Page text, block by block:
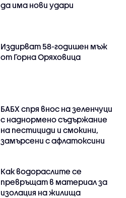
да има нови удари
Издирват 58-годишен мъж
от Горна Оряховица
БАБХ спря внос на зеленчуци
с наднормено съдържание
на пестициди и смокини,
замърсени с афлатоксини
Как водораслите се
превръщат в материал за
изолация на жилища